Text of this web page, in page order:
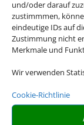
und/oder darauf
zustimmmen,
eindeutige IDs auf
Zustimmung nicht
Merkmale und
Wir verwenden
Cookie-Richtlinie